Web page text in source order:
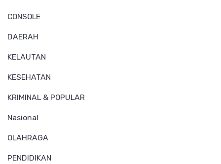
CONSOLE
DAERAH
KELAUTAN
KESEHATAN
KRIMINAL & POPULAR
Nasional
OLAHRAGA
PENDIDIKAN